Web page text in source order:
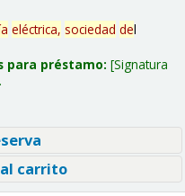
eléctrica, sociedad del
para préstamo: Signatura
carrito